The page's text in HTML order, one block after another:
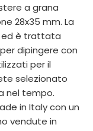
a grana
28x35 mm. La
ed è trattata
dipingere con
per il
selezionato
nel tempo.
in Italy con un
vendute in